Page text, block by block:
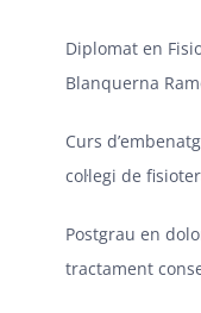
Diplomat en
Blanquerna
Curs
col·legi de
Postgrau en
tractament